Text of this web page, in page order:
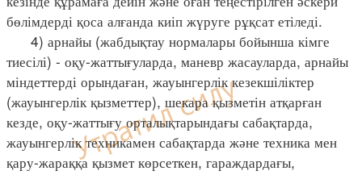
бөлімдерді қоса алғанда киіп жүруге рұқсат етіледі.
4) арнайы (жабдықтау нормалары бойынша кімге
тиесілі) - оқу-жаттығуларда, маневр жасауларда, арнайы
міндеттерді орындаған, жауынгерлік кезекшіліктер
(жауынгерлік қызметтер), шекара қызметін атқарған
кезде, оқу-жаттығу орталықтарындағы сабақтарда,
жауынгерлік техникамен сабақтарда және техника мен
қару-жараққа қызмет көрсеткен, гараждардағы,